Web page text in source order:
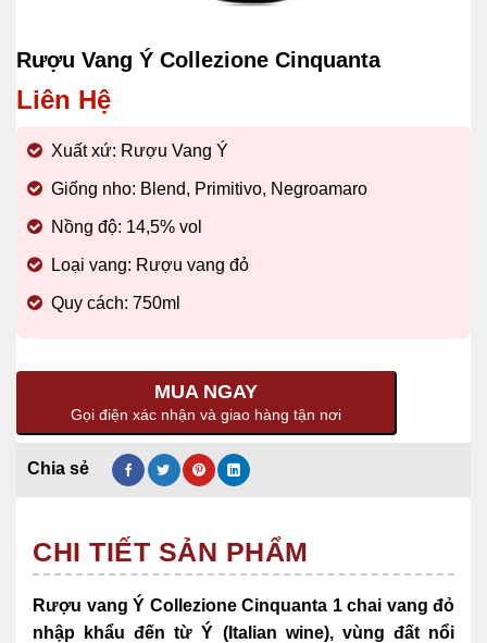
Rượu Vang Ý Collezione Cinquanta
Liên Hệ
Xuất xứ: Rượu Vang Ý
Giống nho: Blend, Primitivo, Negroamaro
Nồng độ: 14,5% vol
Loại vang: Rượu vang đỏ
Quy cách: 750ml
MUA NGAY
Gọi điện xác nhận và giao hàng tận nơi
CHI TIẾT SẢN PHẨM
Rượu vang Ý Collezione Cinquanta 1 chai vang đỏ
nhập khẩu đến từ Ý (Italian wine),vùng đất nổi